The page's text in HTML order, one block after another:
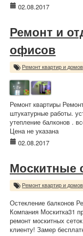
02.08.2017
Ремонт и
офисов
Ремонт квартир и домов
Ремонт квартиры
штукатурные работы.
утепление балконов .
Цена не указана
02.08.2017
Москитные
Ремонт квартир и домов
Остекление балконов
Компания Москитка31
ремонт москитных
клиенту! Замер